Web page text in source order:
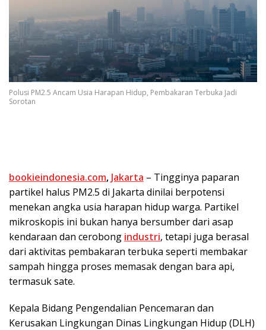
Polusi PM2.5 Ancam Usia Harapan Hidup, Pembakaran Terbuka Jadi
Sorotan
bookieindonesia.com, Jakarta – Tingginya paparan
partikel halus PM2.5 di Jakarta dinilai berpotensi
menekan angka usia harapan hidup warga. Partikel
mikroskopis ini bukan hanya bersumber dari asap
kendaraan dan cerobong industri, tetapi juga berasal
dari aktivitas pembakaran terbuka seperti membakar
sampah hingga proses memasak dengan bara api,
termasuk sate.
Kepala Bidang Pengendalian Pencemaran dan
Kerusakan Lingkungan Dinas Lingkungan Hidup (DLH)